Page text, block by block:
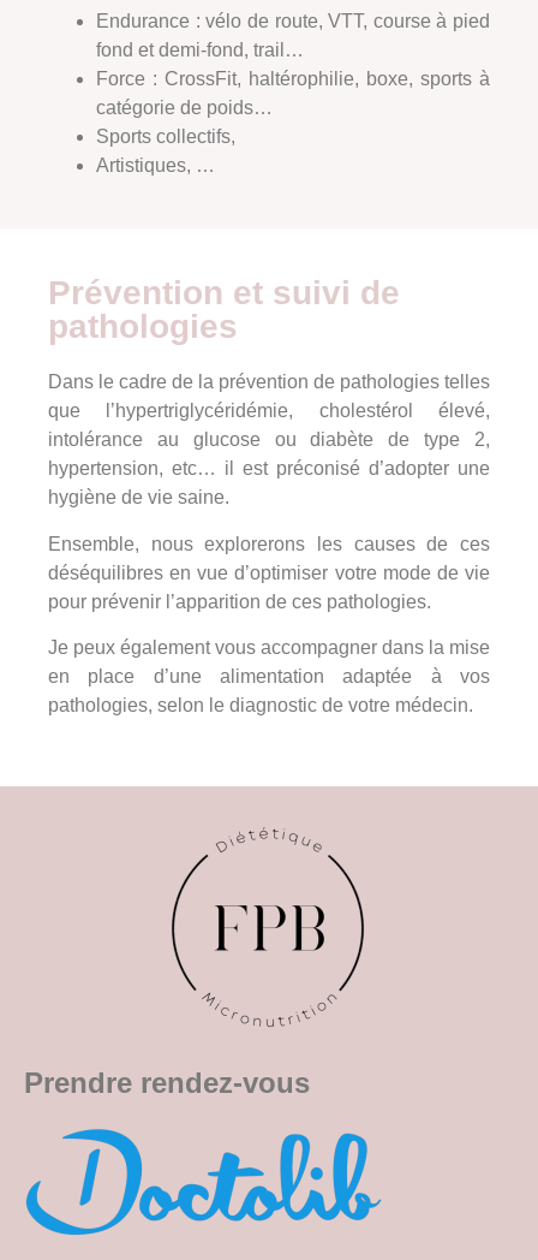
Endurance : vélo de route, VTT, course à pied
fond et demi-fond, trail…
Force : CrossFit, haltérophilie, boxe, sports à
catégorie de poids…
Sports collectifs,
Artistiques, …
Prévention et suivi de
pathologies
Dans le cadre de la prévention de pathologies telles
que l’hypertriglycéridémie, cholestérol élevé,
intolérance au glucose ou diabète de type 2,
hypertension, etc… il est préconisé d’adopter une
hygiène de vie saine.
Ensemble, nous explorerons les causes de ces
déséquilibres en vue d’optimiser votre mode de vie
pour prévenir l’apparition de ces pathologies.
Je peux également vous accompagner dans la mise
en place d’une alimentation adaptée à vos
pathologies, selon le diagnostic de votre médecin.
Prendre rendez-vous